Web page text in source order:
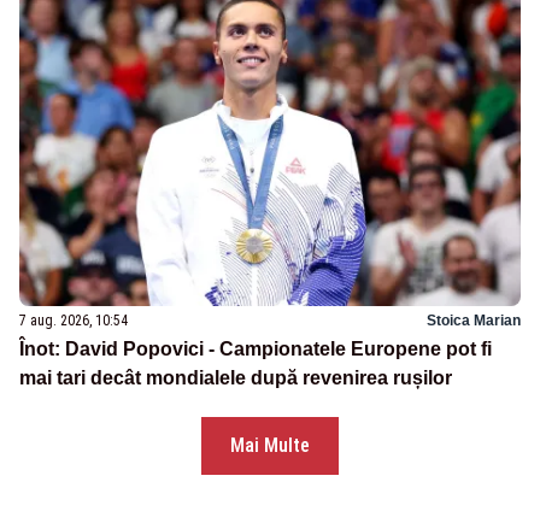
7 aug. 2026, 10:54 Stoica Marian
Înot: David Popovici - Campionatele Europene pot fi
mai tari decât mondialele după revenirea rușilor
Mai Multe